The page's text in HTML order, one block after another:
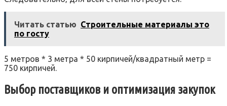
Читать статью Строительные материалы это
по госту
5 метров * 3 метра * 50 кирпичей/квадратный метр =
750 кирпичей.
Выбор поставщиков и оптимизация закупок